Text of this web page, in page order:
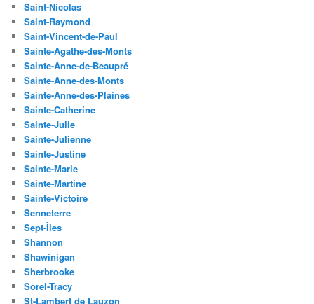
Saint-Nicolas
Saint-Raymond
Saint-Vincent-de-Paul
Sainte-Agathe-des-Monts
Sainte-Anne-de-Beaupré
Sainte-Anne-des-Monts
Sainte-Anne-des-Plaines
Sainte-Catherine
Sainte-Julie
Sainte-Julienne
Sainte-Justine
Sainte-Marie
Sainte-Martine
Sainte-Victoire
Senneterre
Sept-Îles
Shannon
Shawinigan
Sherbrooke
Sorel-Tracy
St-Lambert de Lauzon